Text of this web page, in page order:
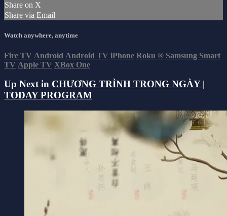
Share on X
Share via Email
Watch anywhere, anytime
Fire TV Android Android TV iPhone Roku ® Samsung Smart
TV Apple TV XBox One
Up Next in CHƯƠNG TRÌNH TRONG NGÀY |
TODAY PROGRAM